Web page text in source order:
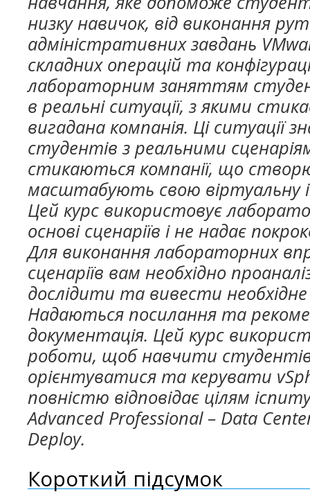
низку навичок, від виконання
адміністративних завдань
складних операцій та
лабораторним заняттям
в реальні ситуації, з якими
вигадана компанія. Ці ситуації
студентів з реальними
стикаються компанії, що
масштабують свою віртуальну
Цей курс використовує
основі сценаріїв і не надає
Для виконання лабораторних
сценаріїв вам необхідно
дослідити та вивести
Надаються посилання та
документація. Цей курс
роботи, щоб навчити
орієнтуватися та керувати
повністю відповідає цілям
Advanced Professional – Data
Deploy.
Короткий підсумок